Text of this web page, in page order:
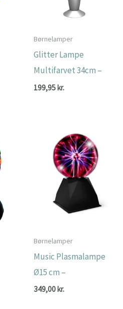
Børnelamper
Glitter Lampe
Multifarvet 34cm –
199,95kr.
Børnelamper
Music Plasmalampe
Ø15 cm –
349,00 kr.